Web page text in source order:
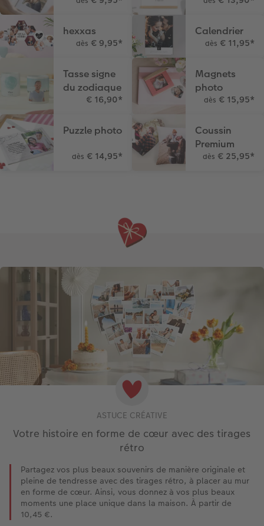
Modes de commande
Conseils pour vos livres photos
hexxas
dès € 9,95*
Calendrier
dès € 11,95*
Tasse signe
du zodiaque
€ 16,90*
Magnets
photo
dès € 15,95*
Puzzle photo
dès € 14,95*
Coussin
Premium
dès € 25,95*
ASTUCE CRÉATIVE
Votre histoire en forme de cœur avec des tirages
rétro
Partagez vos plus beaux souvenirs de manière originale et
pleine de tendresse avec des tirages rétro, à placer au mur
en forme de cœur. Ainsi, vous donnez à vos plus beaux
moments une place unique dans la maison. À partir de
10,45 €.